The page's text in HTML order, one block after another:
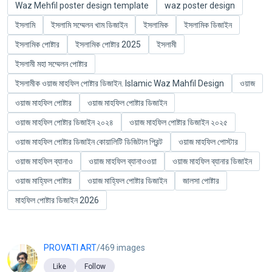
Waz Mehfil poster design template
waz poster design
ইসলামি
ইসলামি সম্মেলন খাম ডিজাইন ইসলামিক
ইসলামিক ডিজাইন
ইসলামিক পোষ্টার
ইসলামিক পোষ্টার 2025
ইসলামী
ইসলামী মহা সম্মেলন পোষ্টার
ইসলামীক ওয়াজ মাহফিল পোষ্টার ডিজাইন. Islamic Waz Mahfil Design
ওয়াজ
ওয়াজ মাহফিল পোষ্টার
ওয়াজ মাহফিল পোষ্টার ডিজাইন
ওয়াজ মাহফিল পোষ্টার ডিজাইন ২০২৪
ওয়াজ মাহফিল পোষ্টার ডিজাইন ২০২৫
ওয়াজ মাহফিল পোষ্টার ডিজাইন কোয়ালিটি ডিজিটাল প্রিন্ট
ওয়াজ মাহফিল পোস্টার
ওয়াজ মাহফিল ব্যানাও
ওয়াজ মাহফিল ব্যানাওওয়া
ওয়াজ মাহফিল ব্যানার ‍ডিজাইন
ওয়াজ মাহ্ফিল পোষ্টার
ওয়াজ মাহ্ফিল পোষ্টার ডিজাইন
জালসা পোষ্টার
মাহফিল পোষ্টার ডিজাইন 2026
PROVATI ART/469 images
Like Follow